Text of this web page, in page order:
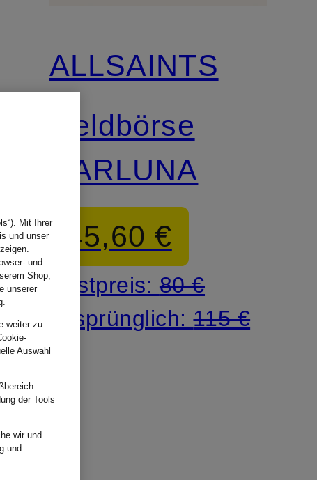
ALLSAINTS
Geldbörse
HARLUNA
45,60 €
Bestpreis: 80 €
Ursprünglich:115 €
Mit Ihrer
und unser
und
Shop,
unserer
weiter zu
Auswahl
der Tools
wir und
und